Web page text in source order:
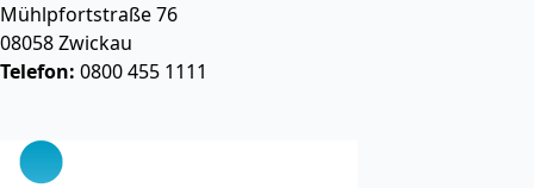
Mühlpfortstraße 76
08058Zwickau
Telefon: 0800 455 1111